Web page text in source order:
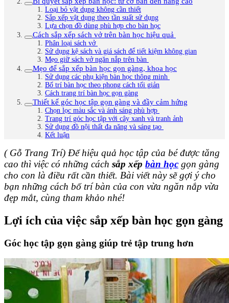
Loại bỏ vật dụng không cần thiết
Sắp xếp vật dụng theo tần suất sử dụng
Lựa chọn đồ dùng phù hợp cho bàn học
Cách sắp xếp sách vở trên bàn học hiệu quả
Phân loại sách vở
Sử dụng kệ sách và giá sách để tiết kiệm không gian
Mẹo giữ sách vở ngăn nắp trên bàn
Mẹo để sắp xếp bàn học gọn gàng, khoa học
Sử dụng các phụ kiện bàn học thông minh
Bố trí bàn học theo phong cách tối giản
Cách trang trí bàn học gọn gàng
Thiết kế góc học tập gọn gàng và đầy cảm hứng
Chọn lọc màu sắc và ánh sáng phù hợp
Trang trí góc học tập với cây xanh và tranh ảnh
Sử dụng đồ nội thất đa năng và sáng tạo
Kết luận
( Gỗ Trang Trí) Để hiệu quả học tập của bé được tăng
cao thì việc có những cách sắp xếp bàn học gọn gàng
cho con là điều rất cần thiết. Bài viết này sẽ gợi ý cho
bạn những cách bố trí bàn của con vừa ngăn nắp vừa
đẹp mắt, cùng tham khảo nhé!
Lợi ích của việc sắp xếp bàn học gọn gàng
Góc học tập gọn gàng giúp trẻ tập trung hơn